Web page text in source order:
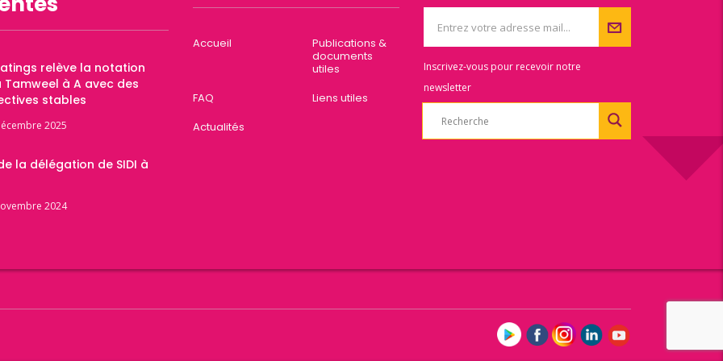
relève la notation
Tamweel à A avec des
stables
2025
la délégation de SIDI à
2024
Accueil
Publications &
documents
utiles
FAQ
Liens utiles
Actualités
Inscrivez-vous pour recevoir notre
newsletter